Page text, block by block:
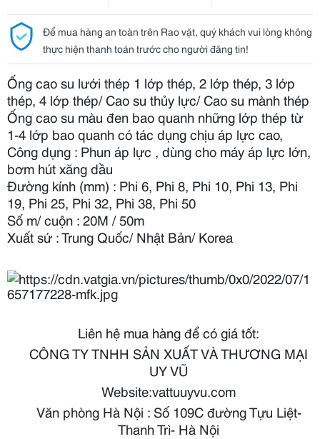
Để mua hàng an toàn trên Rao vặt, quý khách vui lòng không
thực hiện thanh toán trước cho người đăng tin!
Ống cao su lưới thép 1 lớp thép, 2 lớp thép, 3 lớp
thép, 4 lớp thép/ Cao su thủy lực/ Cao su mành thép
Ống cao su màu đen bao quanh những lớp thép từ
1-4 lớp bao quanh có tác dụng chịu áp lực cao,
Công dụng : Phun áp lực , dùng cho máy áp lực lớn,
bơm hút xăng dầu
Đường kính (mm) : Phi 6, Phi 8, Phi 10, Phi 13, Phi
19, Phi 25, Phi 32, Phi 38, Phi 50
Số m/ cuộn : 20M / 50m
Xuất sứ : Trung Quốc/ Nhật Bản/ Korea
Liên hệ mua hàng để có giá tốt:
CÔNG TY TNHH SẢN XUẤT VÀ THƯƠNG MẠI
UY VŨ
Website:vattuuyvu.com
Văn phòng Hà Nội : Số 109C đường Tựu Liệt-
Thanh Trì- Hà Nội